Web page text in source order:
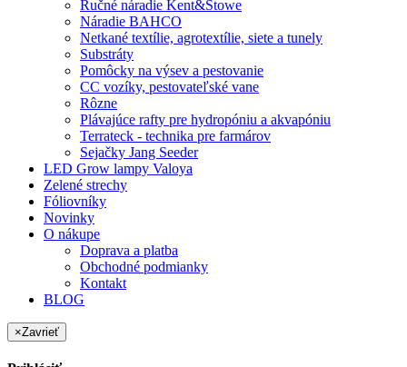
Ručné náradie Kent&Stowe
Náradie BAHCO
Netkané textílie, agrotextílie, siete a tunely
Substráty
Pomôcky na výsev a pestovanie
CC vozíky, pestovateľské vane
Rôzne
Plávajúce rafty pre hydropóniu a akvapóniu
Terrateck - technika pre farmárov
Sejačky Jang Seeder
LED Grow lampy Valoya
Zelené strechy
Fóliovníky
Novinky
O nákupe
Doprava a platba
Obchodné podmianky
Kontakt
BLOG
×Zavrieť